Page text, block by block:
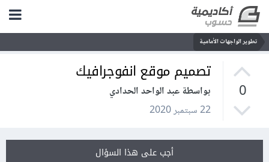
تطوير الواجهات الأمامية
0
تصميم موقع انفوجرافيك
بواسطة عبد الواحد الحدادي
22 سبتمبر 2020
أجب على هذا السؤال